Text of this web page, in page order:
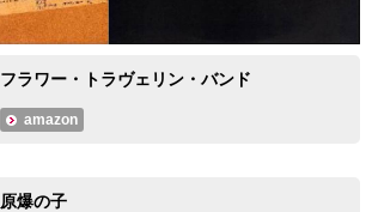
フラワー・トラヴェリン・バンド
amazon
原爆の子